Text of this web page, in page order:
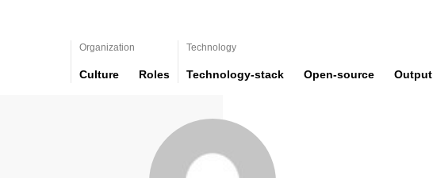
Organization
Culture Roles
Technology
Technology-stack Open-source Output